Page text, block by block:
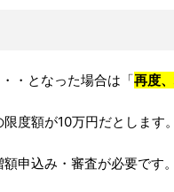
・となった場合は「再度
度額が10万円だとします。
申込み・審査が必要です。